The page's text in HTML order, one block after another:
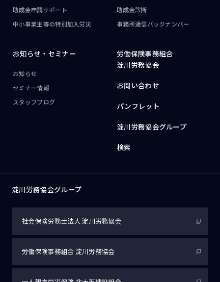
助成金申請サポート
中小事業主等の特別加入労災
助成金診断
事務所通信バックナンバー
お知らせ・ セミナー
お知らせ
セミナー情報
スタッフブログ
労働保険事務組合
淀川労務協会
お問い合わせ
パンフレット
淀川労務協会グループ
検索
淀川労務協会グループ
社会保険労務士法人淀川労務協会
労働保険事務組合 淀川労務協会